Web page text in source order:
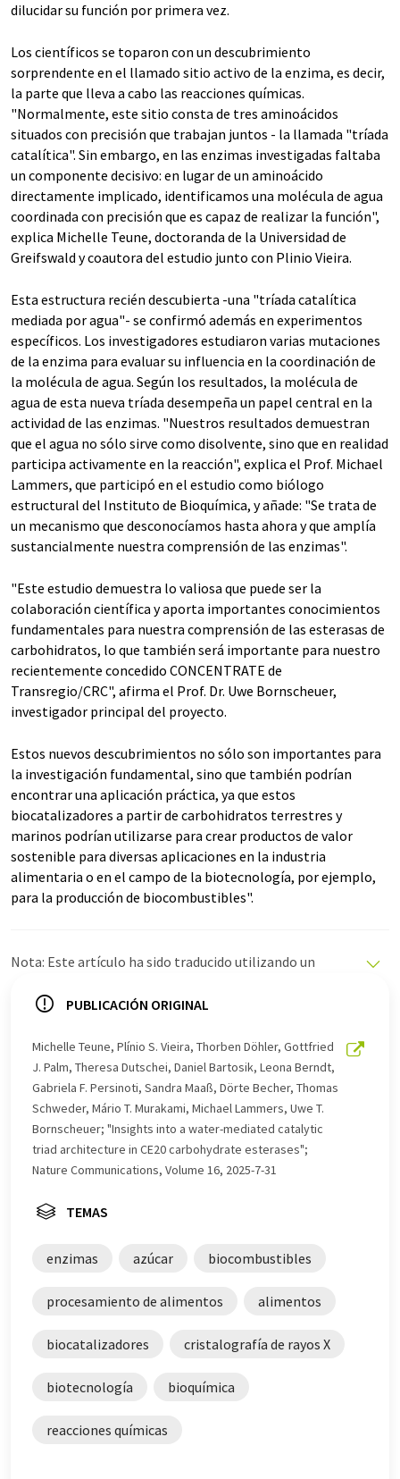
dilucidar su función por primera vez.
Los científicos se toparon con un descubrimiento
sorprendente en el llamado sitio activo de la enzima, es decir,
la parte que lleva a cabo las reacciones químicas.
"Normalmente, este sitio consta de tres aminoácidos
situados con precisión que trabajan juntos - la llamada "tríada
catalítica". Sin embargo, en las enzimas investigadas faltaba
un componente decisivo: en lugar de un aminoácido
directamente implicado, identificamos una molécula de agua
coordinada con precisión que es capaz de realizar la función",
explica Michelle Teune, doctoranda de la Universidad de
Greifswald y coautora del estudio junto con Plinio Vieira.
Esta estructura recién descubierta -una "tríada catalítica
mediada por agua"- se confirmó además en experimentos
específicos. Los investigadores estudiaron varias mutaciones
de la enzima para evaluar su influencia en la coordinación de
la molécula de agua. Según los resultados, la molécula de
agua de esta nueva tríada desempeña un papel central en la
actividad de las enzimas. "Nuestros resultados demuestran
que el agua no sólo sirve como disolvente, sino que en realidad
participa activamente en la reacción", explica el Prof. Michael
Lammers, que participó en el estudio como biólogo
estructural del Instituto de Bioquímica, y añade: "Se trata de
un mecanismo que desconocíamos hasta ahora y que amplía
sustancialmente nuestra comprensión de las enzimas".
"Este estudio demuestra lo valiosa que puede ser la
colaboración científica y aporta importantes conocimientos
fundamentales para nuestra comprensión de las esterasas de
carbohidratos, lo que también será importante para nuestro
recientemente concedido CONCENTRATE de
Transregio/CRC", afirma el Prof. Dr. Uwe Bornscheuer,
investigador principal del proyecto.
Estos nuevos descubrimientos no sólo son importantes para
la investigación fundamental, sino que también podrían
encontrar una aplicación práctica, ya que estos
biocatalizadores a partir de carbohidratos terrestres y
marinos podrían utilizarse para crear productos de valor
sostenible para diversas aplicaciones en la industria
alimentaria o en el campo de la biotecnología, por ejemplo,
para la producción de biocombustibles".
Nota: Este artículo ha sido traducido utilizando un
ofrece estas traducciones automáticas para presentar
este artículo ha sido traducido con traducción
automática, es posible que contenga errores de
vocabulario, sintaxis o gramática. El artículo original en
Inglés se puede encontraraquí.
PUBLICACIÓN ORIGINAL
Michelle Teune, Plínio S. Vieira, Thorben Döhler, Gottfried
J. Palm, Theresa Dutschei, Daniel Bartosik, Leona Berndt,
Gabriela F. Persinoti, Sandra Maaß, Dörte Becher, Thomas
Schweder, Mário T. Murakami, Michael Lammers, Uwe T.
Bornscheuer; "Insights into a water-mediated catalytic
triad architecture in CE20 carbohydrate esterases";
Nature Communications, Volume 16, 2025-7-31
TEMAS
enzimas azúcar biocombustibles
procesamiento de alimentos alimentos
biocatalizadores cristalografía de rayos X
biotecnología bioquímica
reacciones químicas